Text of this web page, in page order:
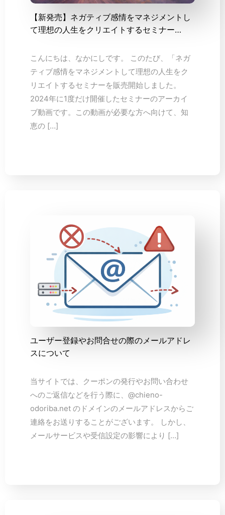
【新発売】ネガティブ感情をマネジメントし
て理想の人生をクリエイトするセミナー…
こんにちは、なかにしです。 このたび、「ネガ
ティブ感情をマネジメントして理想の人生をク
リエイトするセミナーを販売開始しました。
2024年に1度だけ開催したセミナーのアーカイ
ブ動画です。この動画が必要な方へ向けて、知
恵の […]
ユーザー登録やお問合せの際のメールアドレ
スについて
当サイトでは、クーポンの発行やお問い合わせ
へのご返信などを行う際に、@chieno-
odoriba.net のドメインのメールアドレスからご
連絡をお送りすることがございます。 しかし、
メールサービスや受信設定の影響により […]